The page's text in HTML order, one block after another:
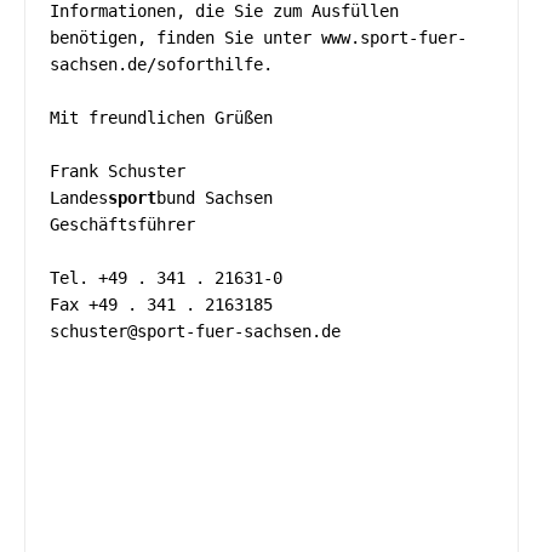
Informationen, die Sie zum Ausfüllen
benötigen, finden Sie unter www.sport-fuer-
sachsen.de/soforthilfe.
Mit freundlichen Grüßen
Frank Schuster
Landessportbund Sachsen
Geschäftsführer
Tel. +49 . 341 . 21631-0
Fax +49 . 341 . 2163185
schuster@sport-fuer-sachsen.de